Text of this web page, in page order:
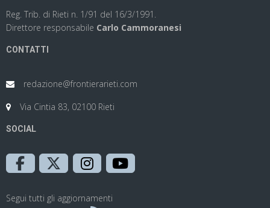
Reg. Trib. di Rieti n. 1/91 del 16/3/1991.
Direttore responsabile Carlo Cammoranesi
CONTATTI
redazione@frontierarieti.com
Via Cintia 83, 02100 Rieti
SOCIAL
Segui tutti gli aggiornamenti